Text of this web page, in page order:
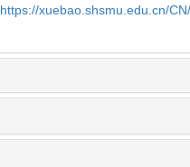
https://xuebao.shsmu.edu.cn/